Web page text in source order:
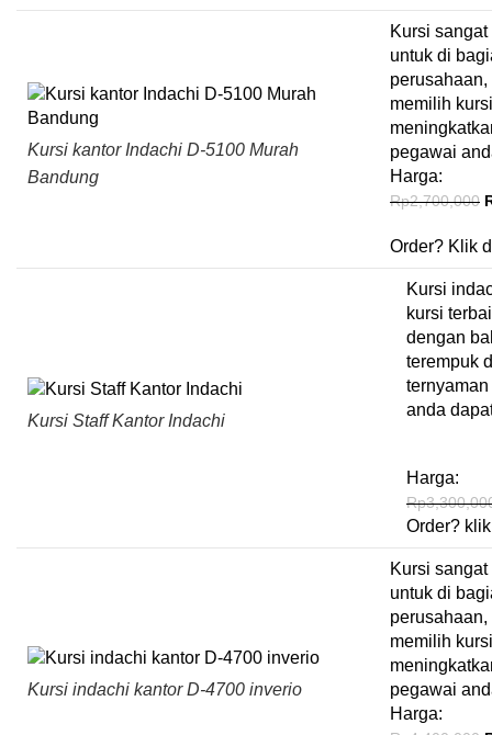
Kursi kantor Indachi D-5100 Murah
Bandung
Kursi
untuk di
memilih
pegawai
Harga:
Rp2,700,000
Order? Klik
Kursi Staff Kantor Indachi
Kursi
kursi
dengan
terempuk
anda
Harga:
Rp
Order?
Kursi indachi kantor D-4700 inverio
Kursi
untuk di
memilih
pegawai
Harga: